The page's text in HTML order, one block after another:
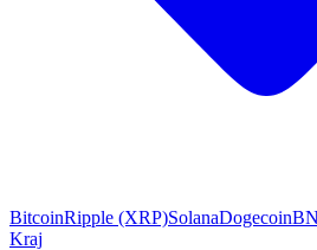
BitcoinRipple (XRP)SolanaDogecoin
Kraj